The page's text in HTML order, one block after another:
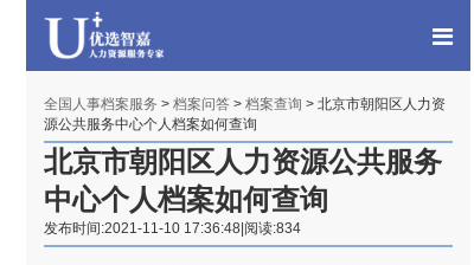
全国人事档案服务 > 档案问答 > 档案查询 > 北京市朝阳区人力资
源公共服务中心个人档案如何查询
北京市朝阳区人力资源公共服务
中心个人档案如何查询
发布时间:2021-11-10 17:36:48|阅读:834